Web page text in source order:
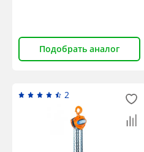
Подобрать аналог
2